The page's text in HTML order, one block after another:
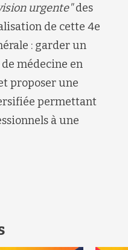
urgente"des
de cette 4e
: garder un
médecine en
proposer une
permettant
à une